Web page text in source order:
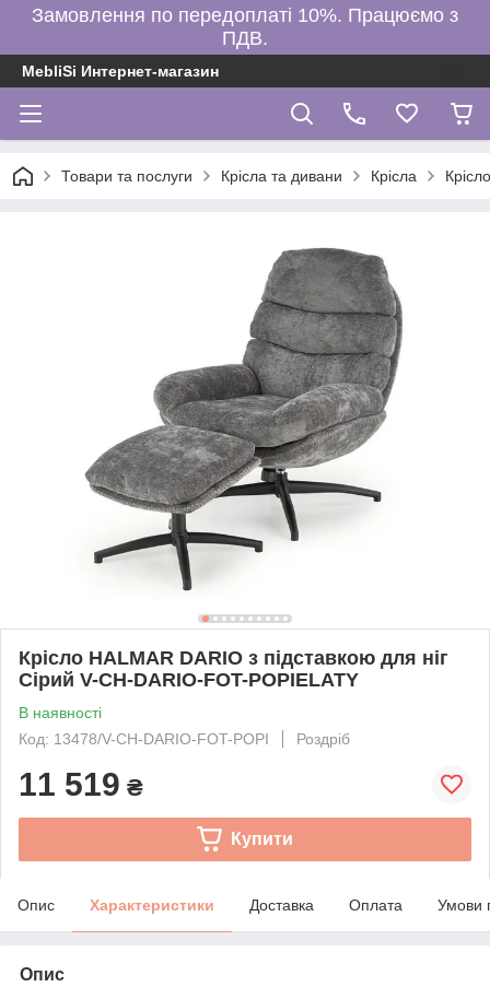
Замовлення по передоплаті 10%. Працюємо з
ПДВ.
MebliSi Интернет-магазин
Товари та послуги Крісла та дивани Крісла
Крісло HALMAR DARIO з підставкою для ніг
Сірий V-CH-DARIO-FOT-POPIELATY
В наявності
Код: 13478/V-CH-DARIO-FOT-POPI
Роздріб
11 519 ₴
Купити
Опис Характеристики Доставка Оплата Умови
Опис